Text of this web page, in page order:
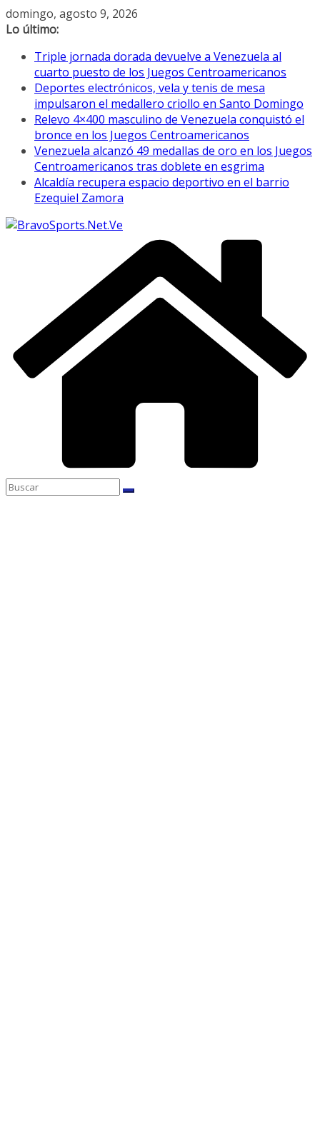
Saltar
al
domingo, agosto 9, 2026
Lo último:
Triple jornada dorada devuelve a Venezuela al
cuarto puesto de los Juegos Centroamericanos
Deportes electrónicos, vela y tenis de mesa
impulsaron el medallero criollo en Santo Domingo
Relevo 4×400 masculino de Venezuela conquistó el
bronce en los Juegos Centroamericanos
Venezuela alcanzó 49 medallas de oro en los Juegos
Centroamericanos tras doblete en esgrima
Alcaldía recupera espacio deportivo en el barrio
Ezequiel Zamora